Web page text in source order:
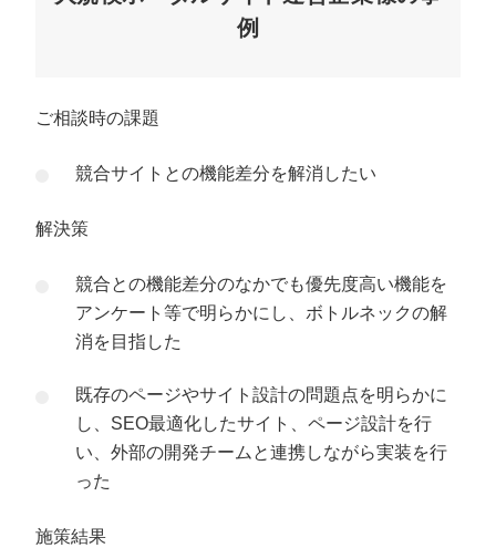
例
ご相談時の課題
競合サイトとの機能差分を解消したい
解決策
競合との機能差分のなかでも優先度高い機能を
アンケート等で明らかにし、ボトルネックの解
消を目指した
既存のページやサイト設計の問題点を明らかに
し、SEO最適化したサイト、ページ設計を行
い、外部の開発チームと連携しながら実装を行
った
施策結果